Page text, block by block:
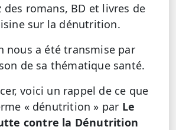
des romans, BD et livres de
sur la dénutrition.
nous a été transmise par
de sa thématique santé.
voici un rappel de ce que
« dénutrition » par Le
contre la Dénutrition